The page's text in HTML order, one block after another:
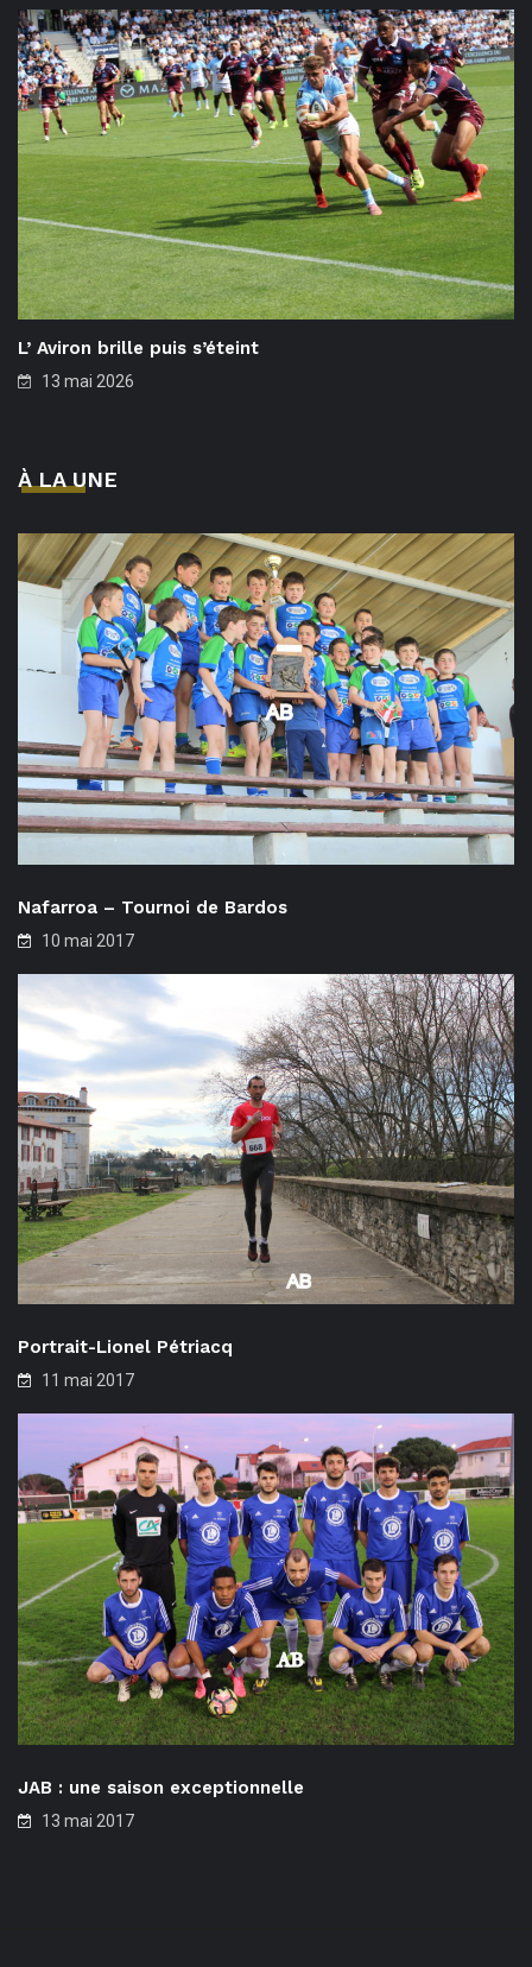
L’ Aviron brille puis s’éteint
13 mai 2026
À LA UNE
Nafarroa – Tournoi de Bardos
10 mai 2017
Portrait-Lionel Pétriacq
11 mai 2017
JAB : une saison exceptionnelle
13 mai 2017